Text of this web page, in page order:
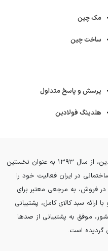
مک چین
ساخت چین
پرسش و پاسخ متداول
هلدینگ فولادین
سایت پایپ‌کالا، زیرمجموعه هلدینگ فولادین، از سال ۱۳۹۳ به عنوان نخستین
در ایران فعالیت خود را
در فروش، به مرجعی معتبر برای
سبد کالای کامل، پشتیبانی
موفق به پشتیبانی از صدها
گردیده است.